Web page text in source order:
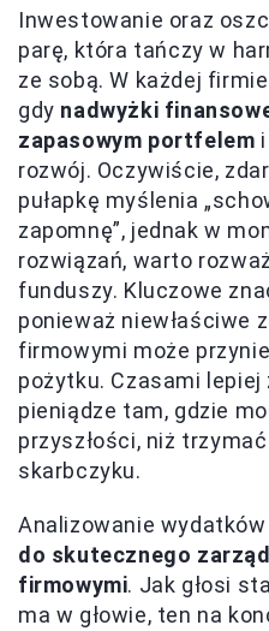
Inwestowanie oraz
parę, która tańczy w
ze sobą. W każdej
gdy nadwyżki
zapasowym portfelem
rozwój. Oczywiście,
pułapkę myślenia
zapomnę”, jednak w
rozwiązań, warto
funduszy. Kluczowe
ponieważ niewłaściwe
firmowymi może
pożytku. Czasami
pieniądze tam, gdzie
przyszłości, niż
skarbczyku.
Analizowanie
do skutecznego
firmowymi. Jak głosi
ma w głowie, ten na